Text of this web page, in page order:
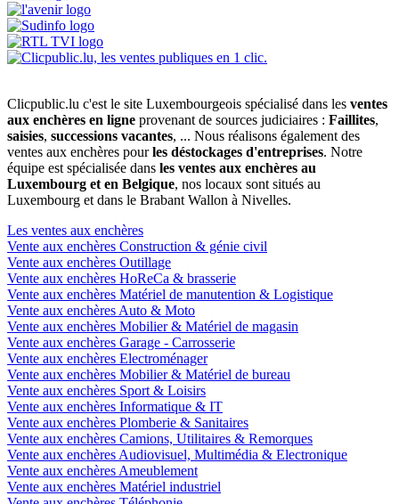
Clicpublic.lu c'est le site Luxembourgeois spécialisé dans les ventes
aux enchères en ligne provenant de sources judiciaires : Faillites,
saisies, successions vacantes, ... Nous réalisons également des
ventes aux enchères pourles déstockages d'entreprises. Notre
équipe est spécialisée dans les ventes aux enchères au
Luxembourg et en Belgique, nos locaux sont situés au
Luxembourg et dans le Brabant Wallon à Nivelles.
Les ventes aux enchères
Vente aux enchères Construction & génie civil
Vente aux enchères Outillage
Vente aux enchères HoReCa & brasserie
Vente aux enchères Matériel de manutention & Logistique
Vente aux enchères Auto & Moto
Vente aux enchères Mobilier & Matériel de magasin
Vente aux enchères Garage - Carrosserie
Vente aux enchères Electroménager
Vente aux enchères Mobilier & Matériel de bureau
Vente aux enchères Sport & Loisirs
Vente aux enchères Informatique & IT
Vente aux enchères Plomberie & Sanitaires
Vente aux enchères Camions, Utilitaires & Remorques
Vente aux enchères Audiovisuel, Multimédia & Electronique
Vente aux enchères Ameublement
Vente aux enchères Matériel industriel